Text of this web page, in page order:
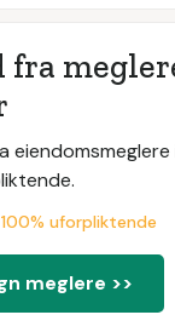
fra
uforpliktende
meglere >>